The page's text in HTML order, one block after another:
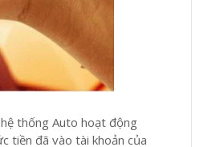
thống Auto hoạt động
tiền đã vào tài khoản của